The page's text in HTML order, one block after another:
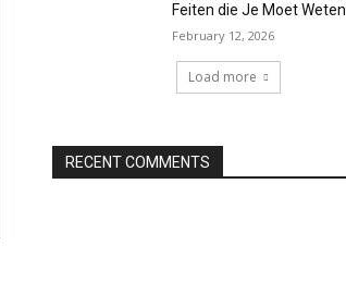
Feiten die Je Moet Weten
February 12, 2026
Load more
RECENT COMMENTS